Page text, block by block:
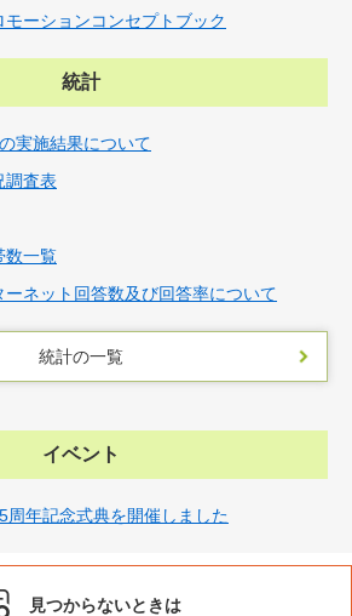
ーションコンセプトブック
統計
実施結果について
調査表
数一覧
ネット回答数及び回答率について
統計の一覧
イベント
周年記念式典を開催しました
見つからないときは